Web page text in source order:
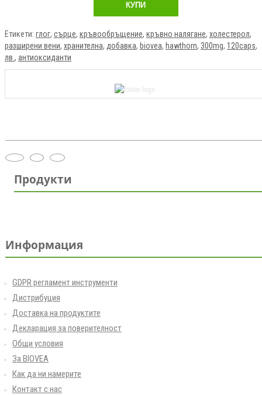
КУПИ
Етикети: глог, сърце, кръвообръщение, кръвно налягане, холестерол,
разширени вени, хранителна, добавка, biovea, hawthorn, 300mg, 120caps,
лв. , антиоксиданти
Продукти
Информация
GDPR регламент инструменти
Дистрибуция
Доставка на продуктите
Декларация за поверителност
Общи условия
За BIOVEA
Как да ни намерите
Контакт с нас